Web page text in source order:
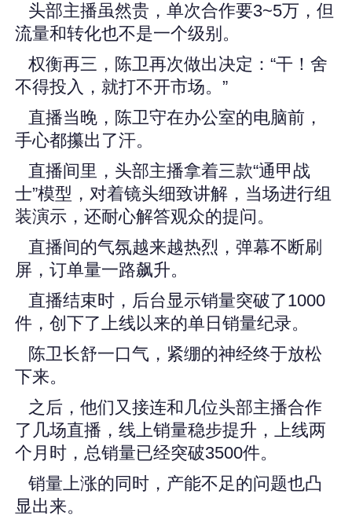
头部主播虽然贵，单次合作要3~5万，但
流量和转化也不是一个级别。
权衡再三，陈卫再次做出决定：“干！舍
不得投入，就打不开市场。”
直播当晚，陈卫守在办公室的电脑前，
手心都攥出了汗。
直播间里，头部主播拿着三款“通甲战
士”模型，对着镜头细致讲解，当场进行组
装演示，还耐心解答观众的提问。
直播间的气氛越来越热烈，弹幕不断刷
屏，订单量一路飙升。
直播结束时，后台显示销量突破了1000
件，创下了上线以来的单日销量纪录。
陈卫长舒一口气，紧绷的神经终于放松
下来。
之后，他们又接连和几位头部主播合作
了几场直播，线上销量稳步提升，上线两
个月时，总销量已经突破3500件。
销量上涨的同时，产能不足的问题也凸
显出来。